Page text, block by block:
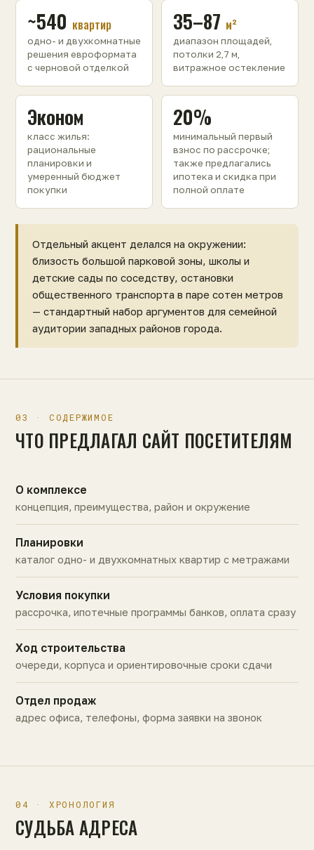
~540 квартир
одно- и двухкомнатные
решения евроформата
с черновой отделкой
35–87 м²
диапазон площадей,
потолки 2,7 м,
витражное остекление
Эконом
класс жилья:
рациональные
планировки и
умеренный бюджет
покупки
20%
минимальный первый
взнос по рассрочке;
также предлагались
ипотека и скидка при
полной оплате
Отдельный акцент делался на окружении:
близость большой парковой зоны, школы и
детские сады по соседству, остановки
общественного транспорта в паре сотен метров
— стандартный набор аргументов для семейной
аудитории западных районов города.
03 · СОДЕРЖИМОЕ
ЧТО ПРЕДЛАГАЛ САЙТ ПОСЕТИТЕЛЯМ
О комплексе
концепция, преимущества, район и окружение
Планировки
каталог одно- и двухкомнатных квартир с метражами
Условия покупки
рассрочка, ипотечные программы банков, оплата сразу
Ход строительства
очереди, корпуса и ориентировочные сроки сдачи
Отдел продаж
адрес офиса, телефоны, форма заявки на звонок
04 · ХРОНОЛОГИЯ
СУДЬБА АДРЕСА